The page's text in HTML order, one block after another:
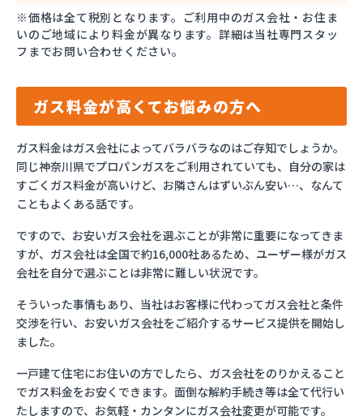
※価格は全て税別となります。ご利用中のガス会社・お住ま
いのご地域により料金が異なります。詳細は当社専門スタッ
フまでお問い合わせください。
ガス料金が高くてお悩みの方へ
ガス料金はガス会社によってバラバラなのはご存知でしょうか。
同じ神奈川県でプロパンガスをご利用されていても、自分の家は
すごくガス料金が高いけど、お隣さんはずいぶん安い…、なんて
こともよくある話です。
ですので、お安いガス会社を選ぶことが非常に重要になってきま
すが、ガス会社は全国で約16,000社あるため、ユーザー様がガス
会社を自分で選ぶことは非常に難しい状況です。
そういった事情もあり、当社はお客様に代わってガス会社と条件
交渉を行い、お安いガス会社をご紹介するサービス提供を開始し
ました。
一戸建て住宅にお住いの方でしたら、ガス会社をのりかえること
でガス料金をお安くできます。面倒な解約手続き等は全て代行い
たしますので、お気軽・カンタンにガス会社変更が可能です。